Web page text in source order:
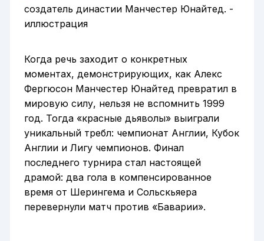
Когда речь заходит о конкретных
моментах, демонстрирующих, как Алекс
Фергюсон Манчестер Юнайтед превратил в
мировую силу, нельзя не вспомнить 1999
год. Тогда «красные дьяволы» выиграли
уникальный требл: чемпионат Англии, Кубок
Англии и Лигу чемпионов. Финал
последнего турнира стал настоящей
драмой: два гола в компенсированное
время от Шерингема и Сольскьяера
перевернули матч против «Баварии».